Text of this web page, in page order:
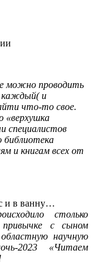
можно проводить
каждый( и
что-то свое.
«верхушка
специалистов
библиотека
и книгам всех от
в ванну…
столько
с сыном
научную
2023 «Читаем